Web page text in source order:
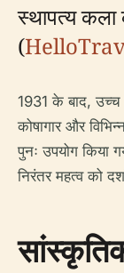
स्थापत्य कला
(
1931 के बाद, उच्च
कोषागार और
पुनः उपयोग किया
निरंतर महत्व को